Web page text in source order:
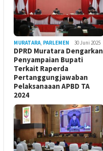
MURATARA, PARLEMEN 30 Juni 2025
DPRD Muratara Dengarkan
Penyampaian Bupati
Terkait Raperda
Pertanggungjawaban
Pelaksanaaan APBD TA
2024